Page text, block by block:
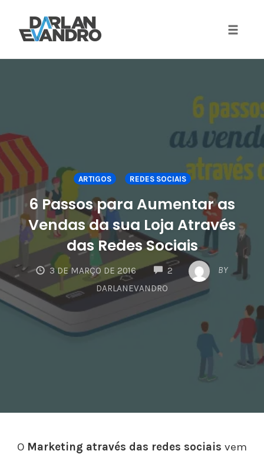
ARTIGOS REDES SOCIAIS
6 Passos para Aumentar as
Vendas da sua Loja Através
das Redes Sociais
3 DE MARÇO DE 2016 2COMMENTSBY
DARLANEVANDRO
O Marketing através das redes sociais vem